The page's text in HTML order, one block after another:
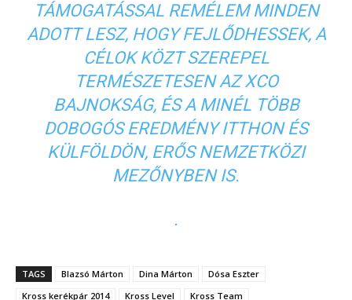
TÁMOGATÁSSAL REMÉLEM MINDEN
ADOTT LESZ, HOGY FEJLŐDHESSEK, A
CÉLOK KÖZT SZEREPEL
TERMÉSZETESEN AZ XCO
BAJNOKSÁG, ÉS A MINÉL TÖBB
DOBOGÓS EREDMÉNY ITTHON ÉS
KÜLFÖLDÖN, ERŐS NEMZETKÖZI
MEZŐNYBEN IS.
.
TAGS Blazsó Márton Dina Márton
Dósa Eszter
Kross kerékpár 2014
Kross Level
Kross Team